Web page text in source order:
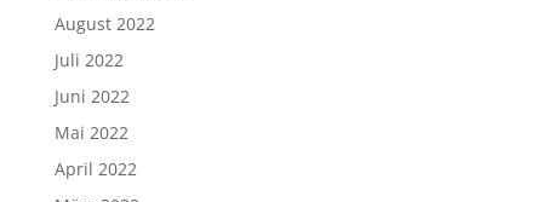
August 2022
Juli 2022
Juni 2022
Mai 2022
April 2022